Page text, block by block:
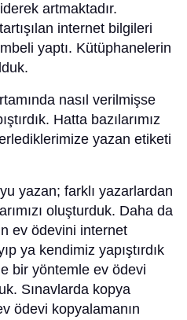
artmaktadır.
internet bilgileri
yaptı. Kütüphanelerin
nasıl verilmişse
Hatta bazılarımız
yazan etiketi
yazan; farklı yazarlardan
oluşturduk. Daha da
ev ödevini internet
ya kendimiz yapıştırdık
bir yöntemle ev ödevi
Sınavlarda kopya
ödevi kopyalamanın